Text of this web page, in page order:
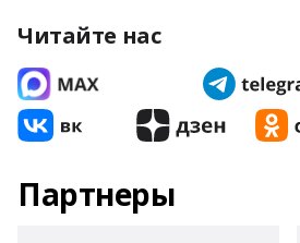
Читайте нас
Партнеры